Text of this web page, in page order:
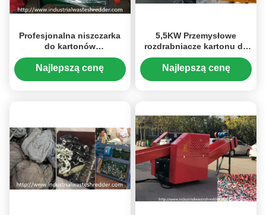
Profesjonalna niszczarka
do kartonów
przemysłowych Moc 5,5
kW dla folii aluminiowej
Najlepszą cenę
5,5KW Przemysłowe
rozdrabniacze kartonu do
ściółki dla zwierząt
Najlepszą cenę